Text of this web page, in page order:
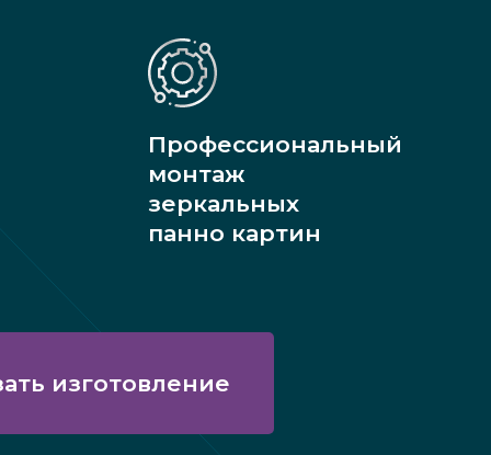
Профессиональный
монтаж
зеркальных
панно картин
изготовление